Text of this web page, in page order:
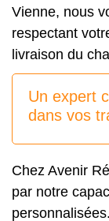
Vienne, nous
respectant
livraison du
Un expert
dans vos
Chez Avenir
par notre